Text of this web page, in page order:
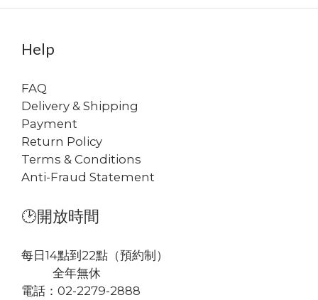
Help
FAQ
Delivery & Shipping
Payment
Return Policy
Terms & Conditions
Anti-Fraud Statement
🕑開放時間
每日14點到22點（預約制）
全年無休
電話：02-2279-2888